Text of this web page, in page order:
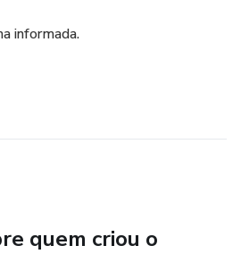
informada.
quem criou o